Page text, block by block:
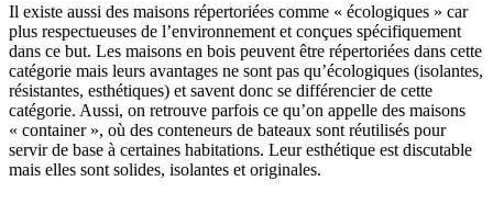
Il existe aussi des maisons répertoriées comme « écologiques » car
plus respectueuses de l’environnement et conçues spécifiquement
dans ce but. Les maisons en bois peuvent être répertoriées dans cette
catégorie mais leurs avantages ne sont pas qu’écologiques (isolantes,
résistantes, esthétiques) et savent donc se différencier de cette
catégorie. Aussi, on retrouve parfois ce qu’on appelle des maisons
« container », où des conteneurs de bateaux sont réutilisés pour
servir de base à certaines habitations. Leur esthétique est discutable
mais elles sont solides, isolantes et originales.